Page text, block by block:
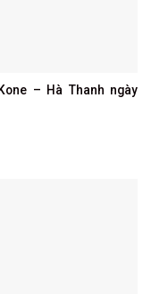
– Hà Thanh ngày